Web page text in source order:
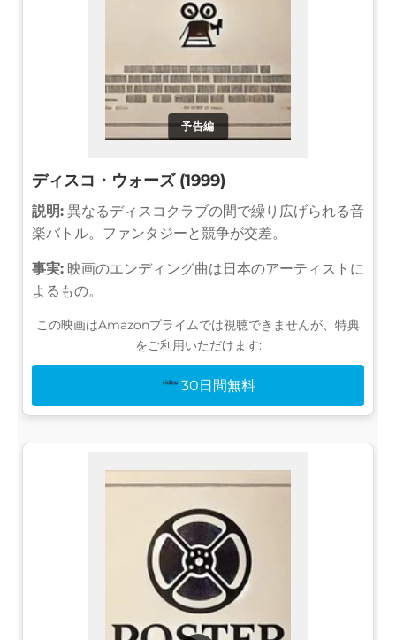
予告編
ディスコ・ウォーズ (1999)
説明: 異なるディスコクラブの間で繰り広げられる音
楽バトル。ファンタジーと競争が交差。
事実: 映画のエンディング曲は日本のアーティストに
よるもの。
この映画はAmazonプライムでは視聴できませんが、特典
をご利用いただけます:
30日間無料